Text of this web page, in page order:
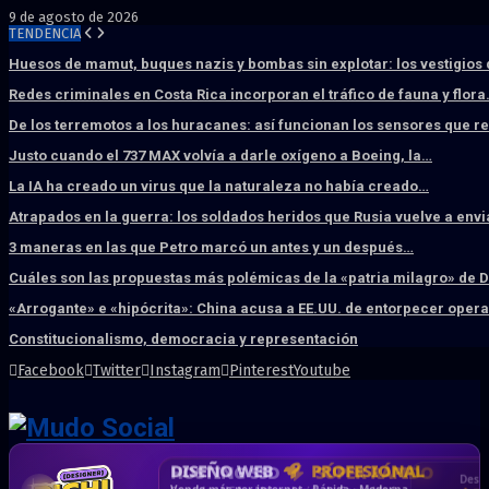
9 de agosto de 2026
TENDENCIA
Huesos de mamut, buques nazis y bombas sin explotar: los vestigios
Redes criminales en Costa Rica incorporan el tráfico de fauna y
De los terremotos a los huracanes: así funcionan los sensores que
Justo cuando el 737 MAX volvía a darle oxígeno a Boeing, la…
La IA ha creado un virus que la naturaleza no había creado…
Atrapados en la guerra: los soldados heridos que Rusia vuelve a
3 maneras en las que Petro marcó un antes y un después…
Cuáles son las propuestas más polémicas de la «patria milagro» de
«Arrogante» e «hipócrita»: China acusa a EE.UU. de entorpecer
Constitucionalismo, democracia y representación
Facebook Twitter Instagram PinterestYoutube
HOSTING SSD SÚPER RÁPIDO
DISEÑO WEB PROFESIONAL
CRM & DASHBOARD A MEDIDA
CORREO CORPORATIVO